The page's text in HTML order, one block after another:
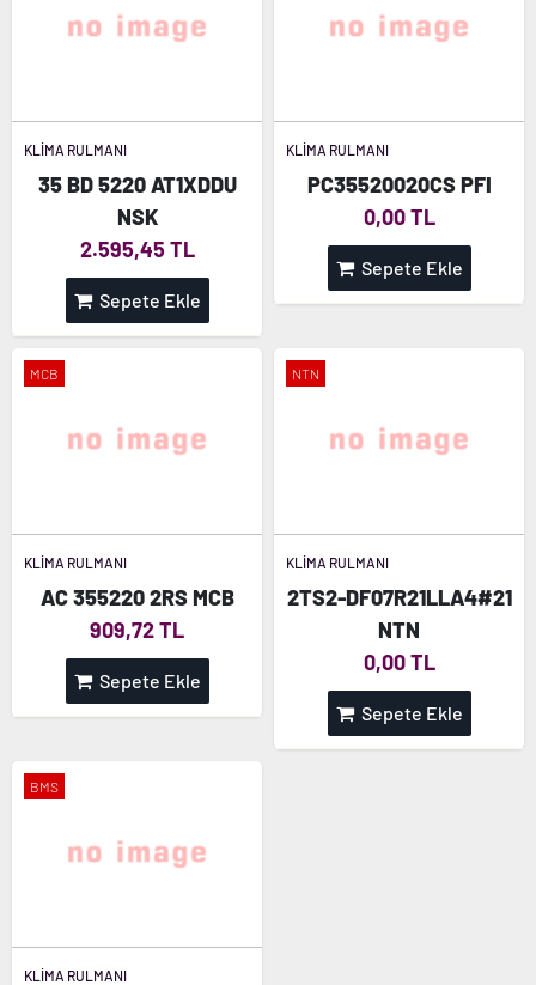
KLİMA RULMANI
35 BD 5220 AT1XDDU
NSK
2.595,45 TL
Sepete Ekle
KLİMA RULMANI
PC35520020CS PFI
0,00 TL
Sepete Ekle
MCB
KLİMA RULMANI
AC 355220 2RS MCB
909,72 TL
Sepete Ekle
NTN
KLİMA RULMANI
2TS2-DF07R21LLA4#21
NTN
0,00 TL
Sepete Ekle
BMS
KLİMA RULMANI